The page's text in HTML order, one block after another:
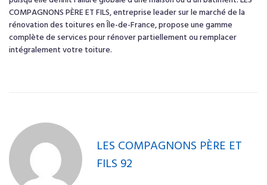
COMPAGNONS PÈRE ET FILS, entreprise leader sur le marché de la
rénovation des toitures en Île-de-France, propose une gamme
complète de services pour rénover partiellement ou remplacer
intégralement votre toiture.
LES COMPAGNONS PÈRE ET
FILS 92